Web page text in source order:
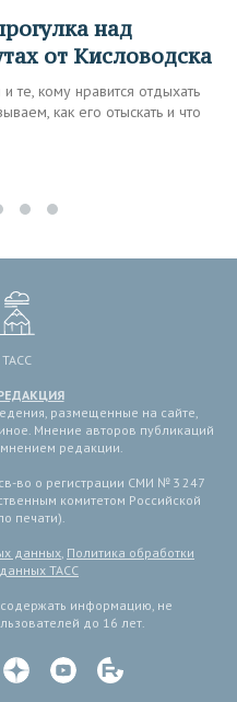
от Кисловодска
кому нравится отдыхать
как его отыскать и что
размещенные на сайте,
Мнение авторов публикаций
редакции.
во о регистрации СМИ № 3 247
комитетом Российской
печати).
данных Политика обработки
ТАСС
информацию, не
до 16 лет.